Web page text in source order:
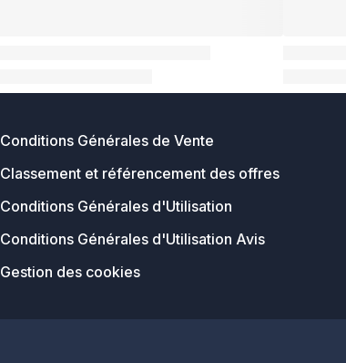
Conditions Générales de Vente
Classement et référencement des offres
Conditions Générales d'Utilisation
Conditions Générales d'Utilisation Avis
Gestion des cookies